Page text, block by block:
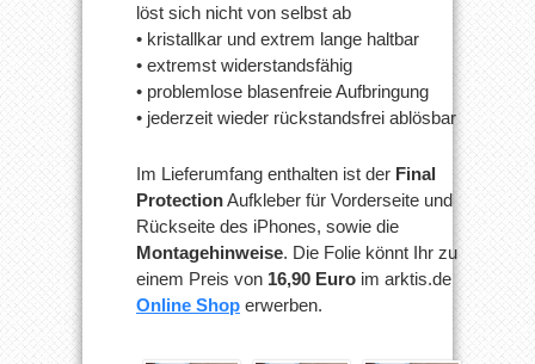
löst sich nicht von selbst ab
• kristallkar und extrem lange haltbar
• extremst widerstandsfähig
• problemlose blasenfreie Aufbringung
• jederzeit wieder rückstandsfrei ablösbar
Im Lieferumfang enthalten ist der Final
ProtectionAufkleber für Vorderseite und
Rückseite des iPhones, sowie die
Montagehinweise. Die Folie könnt Ihr zu
einem Preis von 16,90 Euro im arktis.de
Online Shop erwerben.